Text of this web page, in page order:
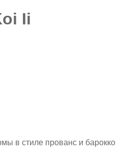
Ii
в стиле прованс и барокко